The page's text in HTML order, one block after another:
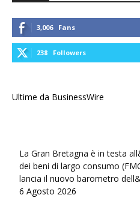
3,006 Fans
238 Followers
Ultime da BusinessWire
La Gran Bretagna è in testa
dei beni di largo consumo
lancia il nuovo barometro
6 Agosto 2026